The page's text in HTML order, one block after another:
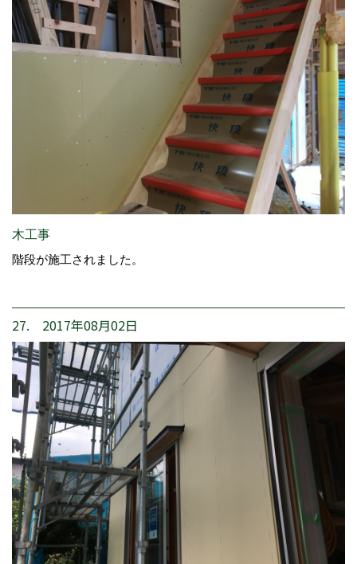
木工事
階段が施工されました。
27. 2017年08月02日